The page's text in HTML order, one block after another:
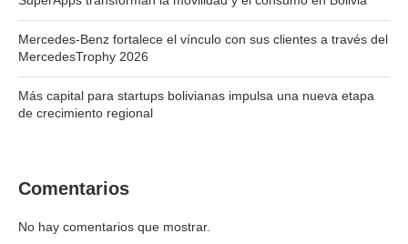
Mercedes-Benz fortalece el vínculo con sus clientes a través del
MercedesTrophy 2026
Más capital para startups bolivianas impulsa una nueva etapa
de crecimiento regional
Comentarios
No hay comentarios que mostrar.